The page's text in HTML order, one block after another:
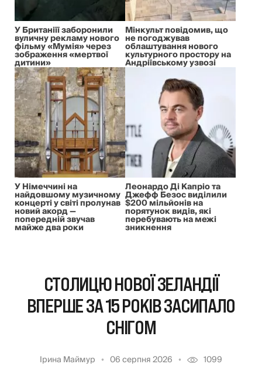
У Британіїї заборонили
вуличну рекламу нового
фільму «Мумія» через
зображення «мертвої
дитини»
Мінкульт повідомив, що
не погоджував
облаштування нового
культурного простору на
Андріївському узвозі
У Німеччині на
найдовшому музичному
концерті у світі пролунав
новий акорд —
попередній звучав
майже два роки
Леонардо Ді Капріо та
Джефф Безос виділили
$200 мільйонів на
порятунок видів, які
перебувають на межі
зникнення
СТОЛИЦЮ НОВОЇ ЗЕЛАНДІЇ
ВПЕРШЕ ЗА 15 РОКІВ ЗАСИПАЛО
СНІГОМ
Ірина Маймур 06 серпня 2026 1099